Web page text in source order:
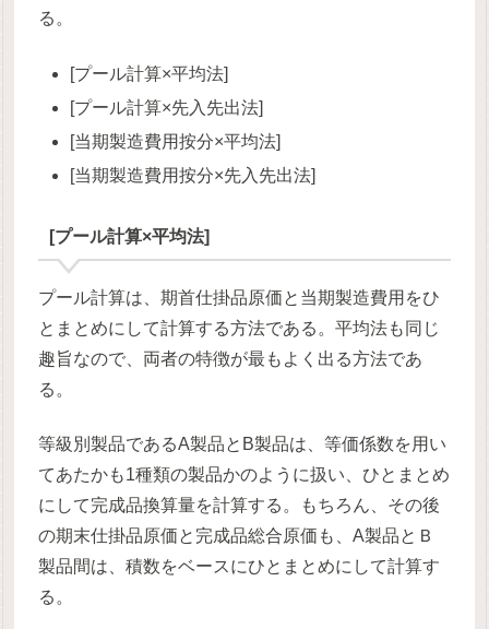
る。
[プール計算×平均法]
[プール計算×先入先出法]
[当期製造費用按分×平均法]
[当期製造費用按分×先入先出法]
[プール計算×平均法]
プール計算は、期首仕掛品原価と当期製造費用をひ
とまとめにして計算する方法である。平均法も同じ
趣旨なので、両者の特徴が最もよく出る方法であ
る。
等級別製品であるA製品とB製品は、等価係数を用い
てあたかも1種類の製品かのように扱い、ひとまとめ
にして完成品換算量を計算する。もちろん、その後
の期末仕掛品原価と完成品総合原価も、A製品とＢ
製品間は、積数をベースにひとまとめにして計算す
る。